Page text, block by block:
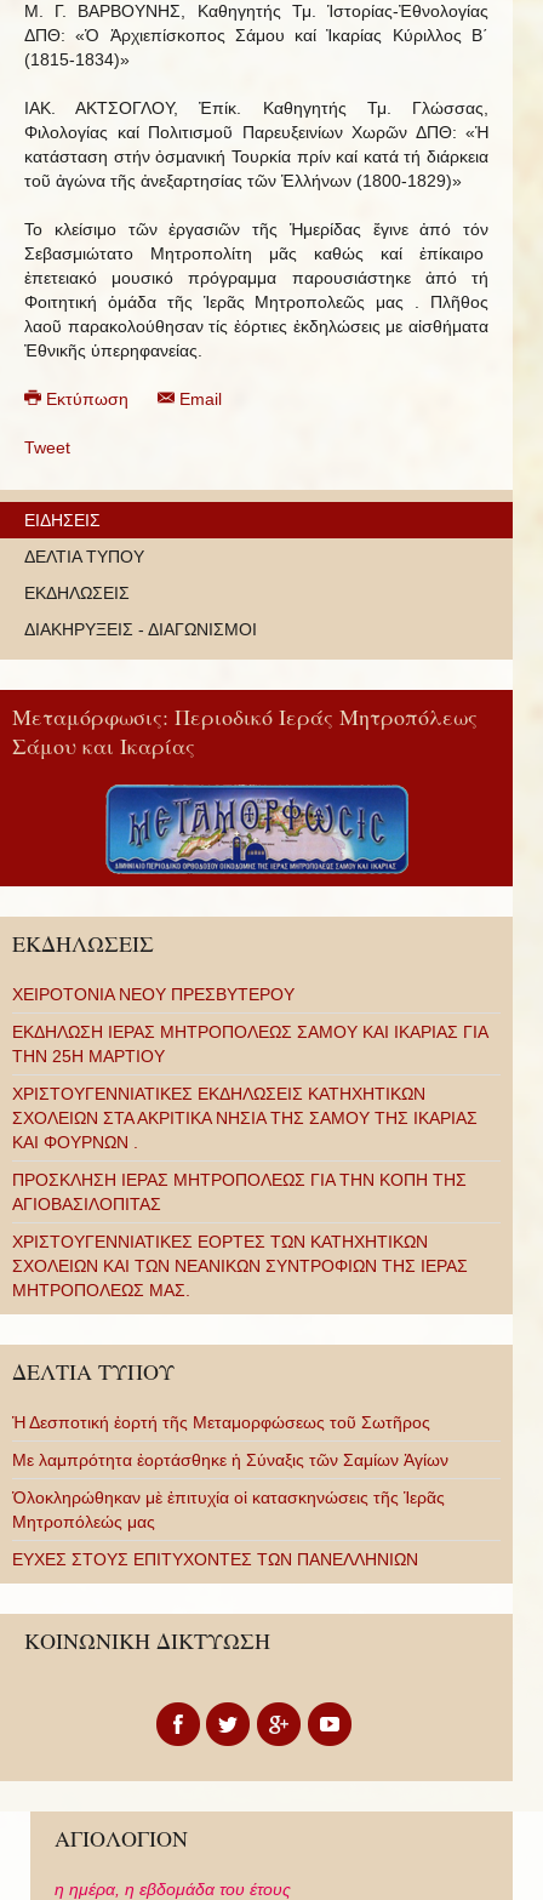
Μ. Γ. ΒΑΡΒΟΥΝΗΣ, Καθηγητής Τμ. Ἱστορίας-Ἐθνολογίας
ΔΠΘ: «Ὁ Ἀρχιεπίσκοπος Σάμου καί Ἰκαρίας Κύριλλος Β΄
(1815-1834)»
ΙΑΚ. ΑΚΤΣΟΓΛΟΥ, Ἐπίκ. Καθηγητής Τμ. Γλώσσας,
Φιλολογίας καί Πολιτισμοῦ Παρευξεινίων Χωρῶν ΔΠΘ: «Ἡ
κατάσταση στήν ὀσμανική Τουρκία πρίν καί κατά τή διάρκεια
τοῦ ἀγώνα τῆς ἀνεξαρτησίας τῶν Ἑλλήνων (1800-1829)»
Το κλείσιμο τῶν ἐργασιῶν τῆς Ἡμερίδας ἔγινε ἀπό τόν
Σεβασμιώτατο Μητροπολίτη μᾶς καθώς καί ἐπίκαιρο
ἐπετειακό μουσικό πρόγραμμα παρουσιάστηκε ἀπό τή
Φοιτητική ὁμάδα τῆς Ἱερᾶς Μητροπολεῶς μας . Πλῆθος
λαοῦ παρακολούθησαν τίς ἐόρτιες ἐκδηλώσεις με αἰσθήματα
Ἐθνικῆς ὑπερηφανείας.
Εκτύπωση Email
Tweet
ΕΙΔΗΣΕΙΣ
ΔΕΛΤΙΑ ΤΥΠΟΥ
ΕΚΔΗΛΩΣΕΙΣ
ΔΙΑΚΗΡΥΞΕΙΣ - ΔΙΑΓΩΝΙΣΜΟΙ
Μεταμόρφωσις: Περιοδικό Ιεράς Μητροπόλεως
Σάμου και Ικαρίας
ΕΚΔΗΛΩΣΕΙΣ
ΧΕΙΡΟΤΟΝΙΑ ΝΕΟΥ ΠΡΕΣΒΥΤΕΡΟΥ
ΕΚΔΗΛΩΣΗ ΙΕΡΑΣ ΜΗΤΡΟΠΟΛΕΩΣ ΣΑΜΟΥ ΚΑΙ ΙΚΑΡΙΑΣ ΓΙΑ
ΤΗΝ 25Η ΜΑΡΤΙΟΥ
ΧΡΙΣΤΟΥΓΕΝΝΙΑΤΙΚΕΣ ΕΚΔΗΛΩΣΕΙΣ ΚΑΤΗΧΗΤΙΚΩΝ
ΣΧΟΛΕΙΩΝ ΣΤΑ ΑΚΡΙΤΙΚΑ ΝΗΣΙΑ ΤΗΣ ΣΑΜΟΥ ΤΗΣ ΙΚΑΡΙΑΣ
ΚΑΙ ΦΟΥΡΝΩΝ .
ΠΡΟΣΚΛΗΣΗ ΙΕΡΑΣ ΜΗΤΡΟΠΟΛΕΩΣ ΓΙΑ ΤΗΝ ΚΟΠΗ ΤΗΣ
ΑΓΙΟΒΑΣΙΛΟΠΙΤΑΣ
ΧΡΙΣΤΟΥΓΕΝΝΙΑΤΙΚΕΣ ΕΟΡΤΕΣ ΤΩΝ ΚΑΤΗΧΗΤΙΚΩΝ
ΣΧΟΛΕΙΩΝ ΚΑΙ ΤΩΝ ΝΕΑΝΙΚΩΝ ΣΥΝΤΡΟΦΙΩΝ ΤΗΣ ΙΕΡΑΣ
ΜΗΤΡΟΠΟΛΕΩΣ ΜΑΣ.
ΔΕΛΤΙΑ ΤΥΠΟΥ
Ἡ Δεσποτική ἑορτή τῆς Μεταμορφώσεως τοῦ Σωτῆρος
Με λαμπρότητα ἑορτάσθηκε ἡ Σύναξις τῶν Σαμίων Ἁγίων
Ὁλοκληρώθηκαν μὲ ἐπιτυχία οἱ κατασκηνώσεις τῆς Ἱερᾶς
Μητροπόλεώς μας
ΕΥΧΕΣ ΣΤΟΥΣ ΕΠΙΤΥΧΟΝΤΕΣ ΤΩΝ ΠΑΝΕΛΛΗΝΙΩΝ
ΚΟΙΝΩΝΙΚΗ ΔΙΚΤΥΩΣΗ
ΑΓΙΟΛΟΓΙΟΝ
η ημέρα, η εβδομάδα του έτους